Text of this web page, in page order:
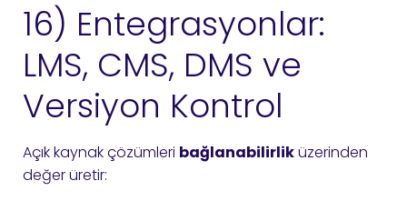
16) Entegrasyonlar:
LMS, CMS, DMS ve
Versiyon Kontrol
Açık kaynak çözümleri bağlanabilirliküzerinden
değer üretir: